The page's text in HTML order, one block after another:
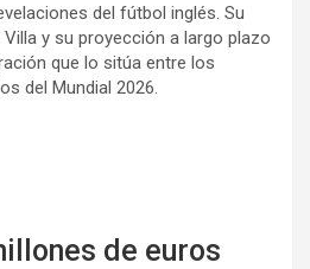
del fútbol inglés. Su
y su proyección a largo plazo
que lo sitúa entre los
del Mundial 2026.
de euros